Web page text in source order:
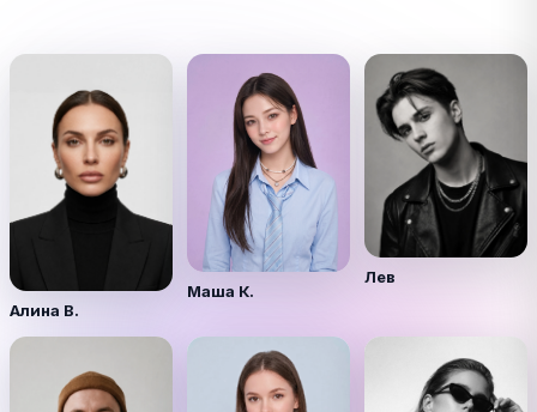
Алина В.
Маша К.
Лев